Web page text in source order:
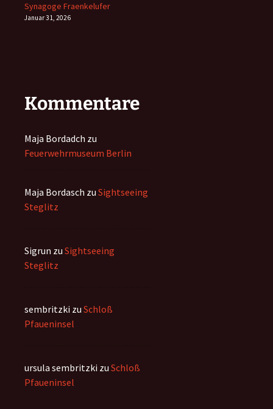
Synagoge Fraenkelufer
Januar 31, 2026
Kommentare
Maja Bordadch zu
Feuerwehrmuseum Berlin
Maja Bordasch zu Sightseeing
Steglitz
Sigrun zu Sightseeing
Steglitz
sembritzki zu Schloß
Pfaueninsel
ursula sembritzki zu Schloß
Pfaueninsel